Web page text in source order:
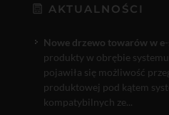
AKTUALNOŚCI
Nowe drzewo towarów w e
produkty w obrębie
pojawiła się możliwość
produktowej pod kątem
kompatybilnych ze...